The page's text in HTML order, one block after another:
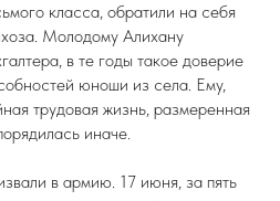
класса, обратили на себя
Молодому Алихану
в те годы такое доверие
юноши из села. Ему,
трудовая жизнь, размеренная
иначе.
в армию. 17 июня, за пять